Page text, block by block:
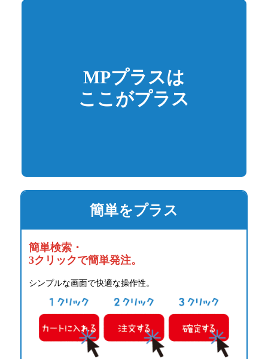
MPプラスは
ここがプラス
簡単をプラス
簡単検索・
3クリックで簡単発注。
シンプルな画面で快適な操作性。